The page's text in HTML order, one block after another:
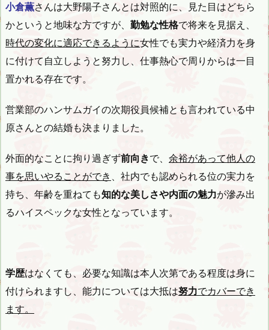
小倉薫さんは大野陽子さんとは対照的に、見た目はどちら
かというと地味な方ですが、 勤勉な性格で将来を見据え、
時代の変化に適応できるように女性でも実力や経済力を身
に付けて自立しようと努力し、仕事熱心で周りからは一目
置かれる存在です。
営業部のハンサムガイの次期役員候補とも言われている中
原さんとの結婚も決まりました。
外面的なことに拘り過ぎず前向きで、 余裕があって他人の
事を思いやることができ
、社内でも認められる位の実力を
持ち、年齢を重ねても知的な美しさや内面の魅力が滲み出
るハイスペックな女性となっています。
学歴はなくても、必要な知識は本人次第である程度は身に
付けられますし、能力については大抵は努力でカバーでき
ます。